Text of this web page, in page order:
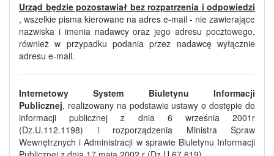
Urząd będzie pozostawiał bez rozpatrzenia i odpowiedzi
, wszelkie pisma kierowane na adres e-mail - nie zawierające
nazwiska i imenia nadawcy oraz jego adresu pocztowego,
również w przypadku podania przez nadawcę wyłącznie
adresu e-mail.
Internetowy System Biuletynu Informacji
Publicznej, realizowany na podstawie ustawy o dostępie do
informacji publicznej z dnia 6 września 2001r
(Dz.U.112.1198) i rozporządzenia Ministra Spraw
Wewnętrznych i Administracji w sprawie Biuletynu Informacji